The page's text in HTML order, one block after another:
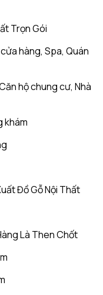
Trọn Gói
hàng, Spa, Quán
hộ chung cư, Nhà
khám
Đồ Gỗ Nội Thất
Là Then Chốt